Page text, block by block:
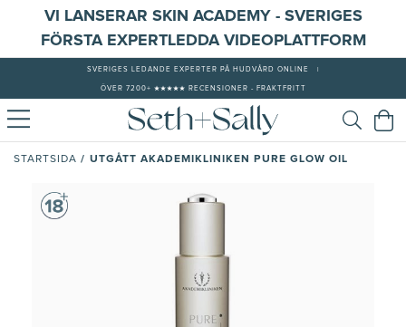
VI LANSERAR SKIN ACADEMY - SVERIGES
FÖRSTA EXPERTLEDDA VIDEOPLATTFORM
SVERIGES LEDANDE EXPERTER PÅ HUDVÅRD ONLINE
ÖVER 7200+ ★★★★★ RECENSIONER - FRAKTFRITT
STARTSIDA / UTGÅTT AKADEMIKLINIKEN PURE GLOW OIL